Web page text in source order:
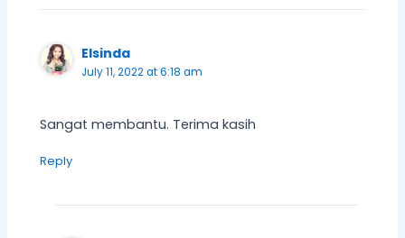
Elsinda
July 11, 2022 at 6:18 am
Sangat membantu. Terima kasih
Reply